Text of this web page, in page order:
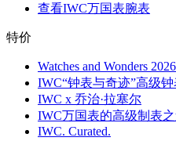
查看IWC万国表腕表
特价
Watches and Wonders
IWC“钟表与奇迹”高级钟
IWC x 乔治·拉塞尔
IWC万国表的高级制表
IWC. Curated.